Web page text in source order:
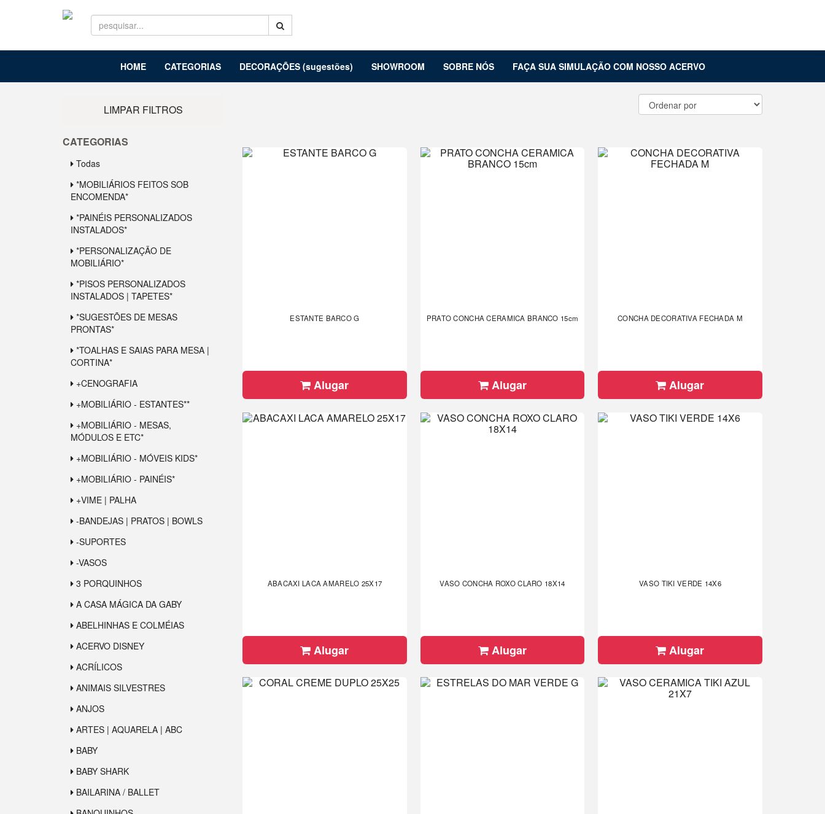
HOME CATEGORIAS DECORAÇÕES (sugestões) SHOWROOM SOBRE NÓS FAÇA SUA SIMULAÇÃO COM NOSSO ACERVO
LIMPAR FILTROS
CATEGORIAS
Todas
*MOBILIÁRIOS FEITOS SOB
ENCOMENDA*
*PAINÉIS PERSONALIZADOS
INSTALADOS*
*PERSONALIZAÇÃO DE
MOBILIÁRIO*
*PISOS PERSONALIZADOS
INSTALADOS | TAPETES*
*SUGESTÕES DE MESAS
PRONTAS*
*TOALHAS E SAIAS PARA MESA |
CORTINA*
+CENOGRAFIA
+MOBILIÁRIO - ESTANTES**
+MOBILIÁRIO - MESAS,
MÓDULOS E ETC*
+MOBILIÁRIO - MÓVEIS KIDS*
+MOBILIÁRIO - PAINÉIS*
+VIME | PALHA
-BANDEJAS | PRATOS | BOWLS
-SUPORTES
-VASOS
3 PORQUINHOS
A CASA MÁGICA DA GABY
ABELHINHAS E COLMÉIAS
ACERVO DISNEY
ACRÍLICOS
ANIMAIS SILVESTRES
ANJOS
ARTES | AQUARELA | ABC
BABY
BABY SHARK
BAILARINA / BALLET
ESTANTE BARCO G
Alugar
PRATO CONCHA CERAMICA BRANCO 15cm
Alugar
CONCHA DECORATIVA FECHADA M
Alugar
ABACAXI LACA AMARELO 25X17
Alugar
VASO CONCHA ROXO CLARO 18X14
Alugar
VASO TIKI VERDE 14X6
Alugar